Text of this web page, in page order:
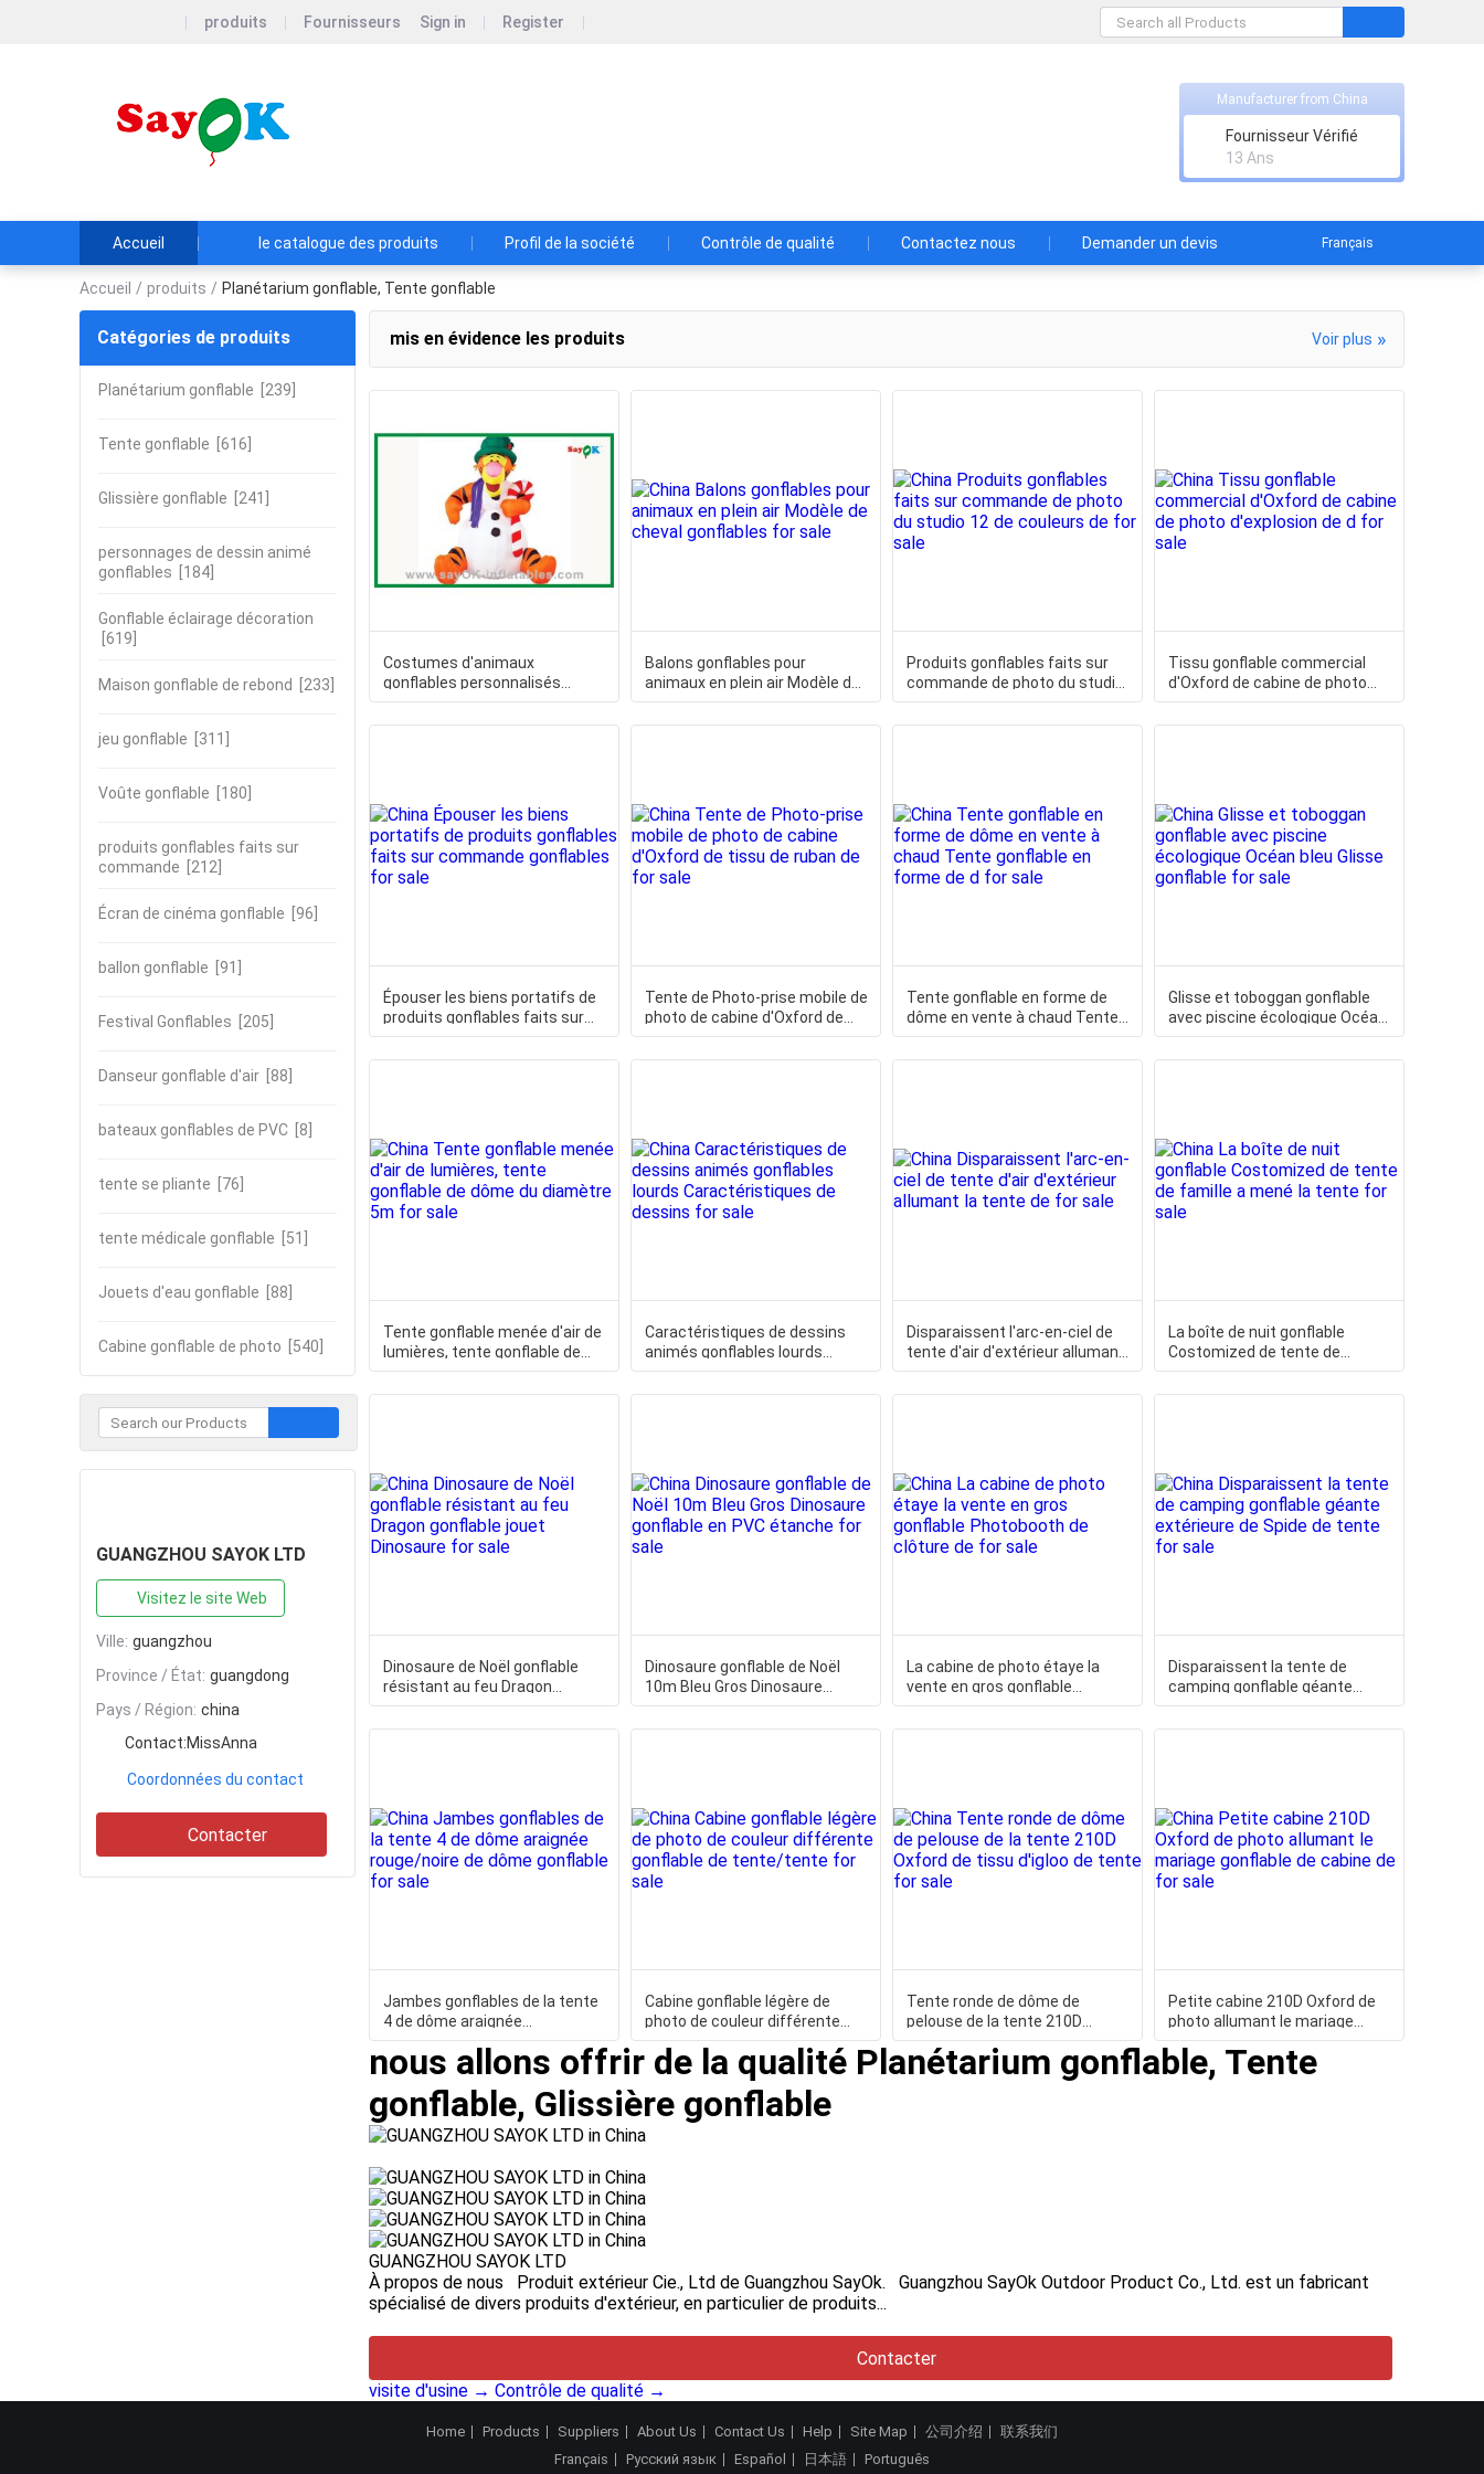
produits Fournisseurs Sign in Register
Manufacturer from China
Fournisseur Vérifié
13 Ans
Accueil le catalogue des produits Profil de la société Contrôle de qualité Contactez nous Demander un devis Français
Accueil / produits / Planétarium gonflable, Tente gonflable
Catégories de produits
Planétarium gonflable [239]
Tente gonflable [616]
Glissière gonflable [241]
personnages de dessin animé
gonflables [184]
Gonflable éclairage décoration
[619]
Maison gonflable de rebond [233]
jeu gonflable [311]
Voûte gonflable [180]
produits gonflables faits sur
commande [212]
Écran de cinéma gonflable [96]
ballon gonflable [91]
Festival Gonflables [205]
Danseur gonflable d'air [88]
bateaux gonflables de PVC [8]
tente se pliante [76]
tente médicale gonflable [51]
Jouets d'eau gonflable [88]
Cabine gonflable de photo [540]
GUANGZHOU SAYOK LTD
Visitez le site Web
Ville: guangzhou
Province / État: guangdong
Pays / Région: china
Contact:MissAnna
Coordonnées du contact
Contacter
mis en évidence les produits Voir plus »
Costumes d'animaux
gonflables personnalisés
orange singe gonflable
personnage de
Balons gonflables pour
animaux en plein air Modèle de
cheval gonflables
Produits gonflables faits sur
commande de photo du studio
12 de couleurs de
Tissu gonflable commercial
d'Oxford de cabine de photo
d'explosion de d
Épouser les biens portatifs de
produits gonflables faits sur
commande gonflables
Tente de Photo-prise mobile de
photo de cabine d'Oxford de
tissu de ruban de
Tente gonflable en forme de
dôme en vente à chaud Tente
gonflable en forme de d
Glisse et toboggan gonflable
avec piscine écologique Océan
bleu Glisse gonflable
Tente gonflable menée d'air de
lumières, tente gonflable de
dôme du diamètre 5m
Caractéristiques de dessins
animés gonflables lourds
Caractéristiques de dessins
Disparaissent l'arc-en-ciel de
tente d'air d'extérieur allumant
la tente de
La boîte de nuit gonflable
Costomized de tente de
famille a mené la tente
Dinosaure de Noël gonflable
résistant au feu Dragon
gonflable jouet Dinosaure
Dinosaure gonflable de Noël
10m Bleu Gros Dinosaure
gonflable en PVC étanche
La cabine de photo étaye la
vente en gros gonflable
Photobooth de clôture de
Disparaissent la tente de
camping gonflable géante
extérieure de Spide de tente
Jambes gonflables de la tente
4 de dôme araignée
rouge/noire de dôme gonflable
Cabine gonflable légère de
photo de couleur différente
gonflable de tente/tente
Tente ronde de dôme de
pelouse de la tente 210D
Oxford de tissu d'igloo de tente
Petite cabine 210D Oxford de
photo allumant le mariage
gonflable de cabine de
nous allons offrir de la qualité Planétarium gonflable, Tente
gonflable, Glissière gonflable
GUANGZHOU SAYOK LTD
À propos de nous Produit extérieur Cie., Ltd de Guangzhou SayOk. Guangzhou SayOk Outdoor Product Co., Ltd. est un fabricant
spécialisé de divers produits d'extérieur, en particulier de produits...
Contacter
visite d'usine → Contrôle de qualité →
Home Products Suppliers About Us Contact Us Help Site Map 公司介绍
联系我们
Français
Русский язык Español 日本語 Português